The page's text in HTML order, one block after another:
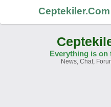
Ceptekiler.Com
Everything is on
News, Chat,